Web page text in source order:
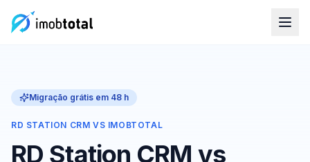
Migração grátis em 48 h
RD STATION CRM VS IMOBTOTAL
RD Station CRM vs